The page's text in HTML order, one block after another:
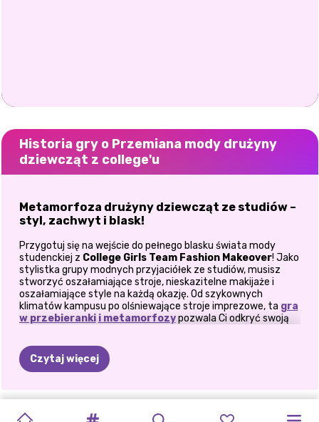
Historia gry o Przemiana mody drużyny
dziewcząt z college'u
Metamorfoza drużyny dziewcząt ze studiów –
styl, zachwyt i blask!
Przygotuj się na wejście do pełnego blasku świata mody
studenckiej z College Girls Team Fashion Makeover! Jako
stylistka grupy modnych przyjaciółek ze studiów, musisz
stworzyć oszałamiające stroje, nieskazitelne makijaże i
oszałamiające style na każdą okazję. Od szykownych
klimatów kampusu po olśniewające stroje imprezowe, ta gra
w przebieranki i metamorfozypozwala Ci odkryć swoją
Zmień studenckie piękności w ikony
wyznaczających trendy!
dobierania dodatków jak profesjonalista! Niezależnie od tego,
Czytaj więcej
WREDNE
WREDNE
DZIEWCZYNY CZARODZIEJSKA KSIĘŻNICZKI